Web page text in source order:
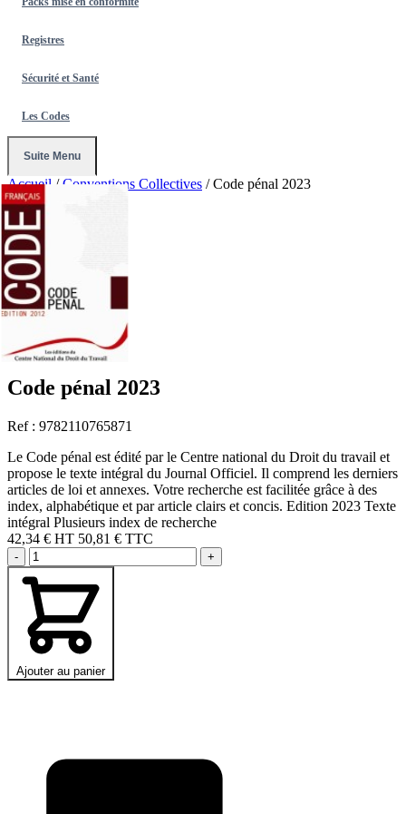
Registres
Sécurité et Santé
Les Codes
Suite Menu
Accueil / Conventions Collectives / Code pénal 2023
Code pénal 2023
Ref : 9782110765871
Le Code pénal est édité par le Centre national du Droit du travail et
propose le texte intégral du Journal Officiel. Il comprend les derniers
articles de loi et annexes. Votre recherche est facilitée grâce à des
index, alphabétique et par article clairs et concis. Edition 2023 Texte
intégral Plusieurs index de recherche
42,34 € HT 50,81 € TTC
- +
Ajouter au panier